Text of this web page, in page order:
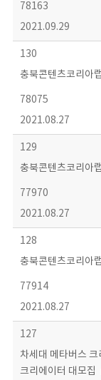
78163
2021.09.29
130
충북콘텐츠코리아
78075
2021.08.27
129
충북콘텐츠코리아
77970
2021.08.27
128
충북콘텐츠코리아
77914
2021.08.27
127
차세대 메타버스
크리에이터 대모집